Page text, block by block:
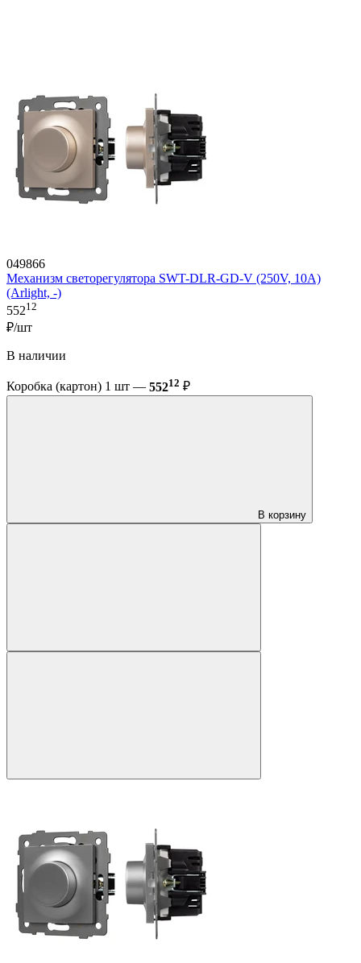
049866
Механизм светорегулятора SWT-DLR-GD-V (250V, 10A)
(Arlight, -)
55212
₽/шт
В наличии
Коробка (картон) 1 шт — 55212 ₽
В корзину